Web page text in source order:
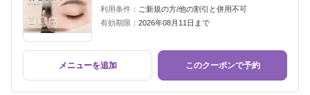
利用条件： ご新規の方/他の割引と併用不可
有効期限： 2026年08月11日まで
メニューを追加 このクーポンで予約